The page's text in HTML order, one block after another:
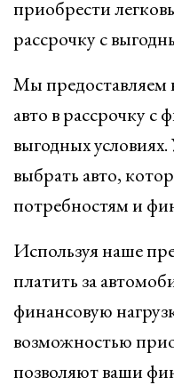
приобрести
рассрочку с
Мы предоставляем
авто в рассрочку с
выгодных
выбрать авто,
потребностям и
Используя наше
платить за
финансовую
возможностью
позволяют ваши